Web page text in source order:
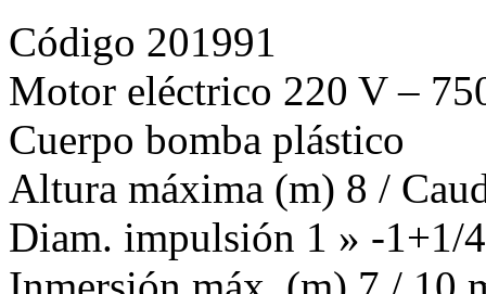
Altura máxima (m) 8 /
Diam. impulsión 1 » -1+1/
Inmersión máx. (m) 7 / 10
Diam. paso sólidos (mm)
Peso 6,25 Kg
Dimensiones (cm) 22 x 18